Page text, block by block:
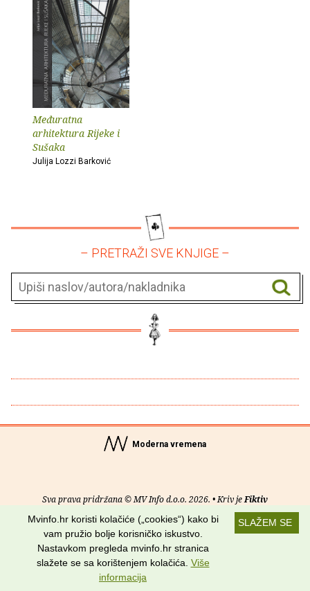
Međuratna
arhitektura Rijeke i
Sušaka
Julija Lozzi Barković
– PRETRAŽI SVE KNJIGE –
Moderna vremena
Sva prava pridržana © MV Info d.o.o. 2026. • Kriv jeFiktiv
Uvjeti korištenja RSS kanali
Potraži nas na:
SLAŽEM SE
Mvinfo.hr koristi kolačiće („cookies“) kako bi
vam pružio bolje korisničko iskustvo.
Nastavkom pregleda mvinfo.hr stranica
slažete se sa korištenjem kolačića. Više
informacija